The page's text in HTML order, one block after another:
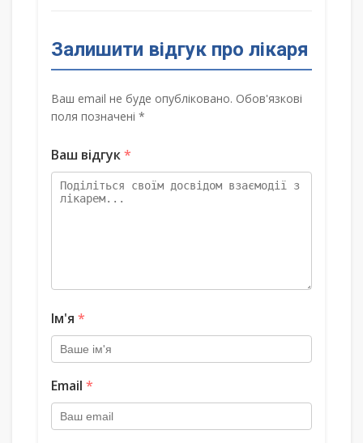
Залишити відгук про лікаря
Ваш email не буде опубліковано. Обов'язкові
поля позначені *
Ваш відгук*
Ім'я *
Email *